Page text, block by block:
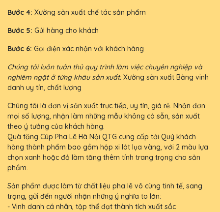
Bước 4: Xưởng sản xuất chế tác sản phẩm
Bước 5: Gửi hàng cho khách
Bước 6: Gọi điện xác nhận với khách hàng
Chúng tôi luôn tuân thủ quy trình làm việc chuyên nghiệp và
nghiêm ngặt ở từng khâu sản xuất. Xưởng sản xuất Bảng vinh
danh uy tín, chất lượng
Chúng tôi là đơn vị sản xuất trực tiếp, uy tín, giá rẻ. Nhận đơn
mọi số lượng, nhận làm những mẫu không có sẵn, sản xuất
theo ý tưởng của khách hàng.
Quà tặng Cúp Pha Lê Hà Nội QTG cung cấp tới Quý khách
hàng thành phẩm bao gồm hộp xi lót lụa vàng, với 2 màu lựa
chọn xanh hoặc đỏ làm tăng thêm tính trang trọng cho sản
phẩm.
Sản phẩm được làm từ chất liệu pha lê vô cùng tinh tế, sang
trọng, gửi đến người nhận những ý nghĩa to lớn:
- Vinh danh cá nhân, tập thể đạt thành tích xuất sắc